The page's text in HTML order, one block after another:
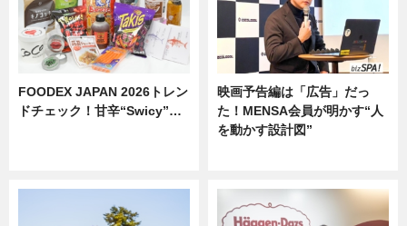
FOODEX JAPAN 2026トレン
ドチェック！甘辛“Swicy”…
映画予告編は「広告」だっ
た！MENSA会員が明かす“人
を動かす設計図”